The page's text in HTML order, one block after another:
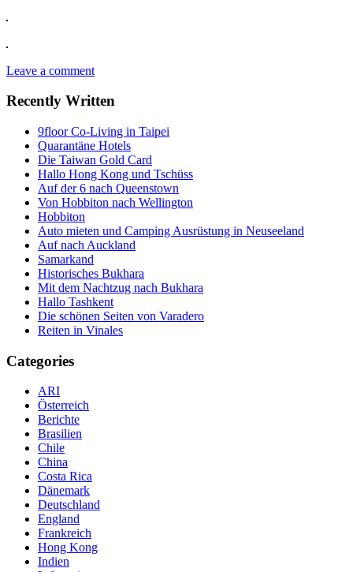
Leave a comment
Recently Written
9floor Co-Living in Taipei
Quarantäne Hotels
Die Taiwan Gold Card
Hallo Hong Kong und Tschüss
Auf der 6 nach Queenstown
Von Hobbiton nach Wellington
Hobbiton
Auto mieten und Camping Ausrüstung in Neuseeland
Auf nach Auckland
Samarkand
Historisches Bukhara
Mit dem Nachtzug nach Bukhara
Hallo Tashkent
Die schönen Seiten von Varadero
Reiten in Vinales
Categories
ARI
Österreich
Berichte
Brasilien
Chile
China
Costa Rica
Dänemark
Deutschland
England
Frankreich
Hong Kong
Indien